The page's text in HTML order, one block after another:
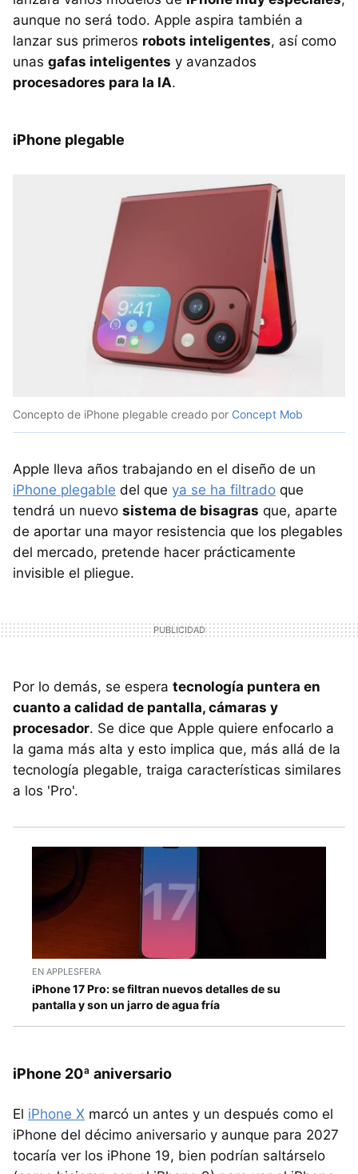
aunque no será todo. Apple aspira también a
lanzar sus primeros robots inteligentes, así como
unas gafas inteligentes y avanzados
procesadores para la IA.
iPhone plegable
Concepto de iPhone plegable creado por Concept Mob
Apple lleva años trabajando en el diseño de un
iPhone plegable del que ya se ha filtrado que
tendrá un nuevo sistema de bisagras que, aparte
de aportar una mayor resistencia que los plegables
del mercado, pretende hacer prácticamente
invisible el pliegue.
Por lo demás, se espera tecnología puntera en
cuanto a calidad de pantalla, cámaras y
procesador. Se dice que Apple quiere enfocarlo a
la gama más alta y esto implica que, más allá de la
tecnología plegable, traiga características similares
a los 'Pro'.
EN APPLESFERA
iPhone 17 Pro: se filtran nuevos detalles de su
pantalla y son un jarro de agua fría
iPhone 20ª aniversario
El iPhone X marcó un antes y un después como el
iPhone del décimo aniversario y aunque para 2027
tocaría ver los iPhone 19, bien podrían saltárselo